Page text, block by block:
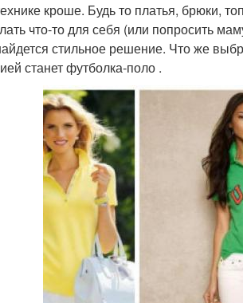
кроше. Будь то платья, брюки,
что-то для себя (или попросить
стильное решение. Что же
станет футболка‑поло .